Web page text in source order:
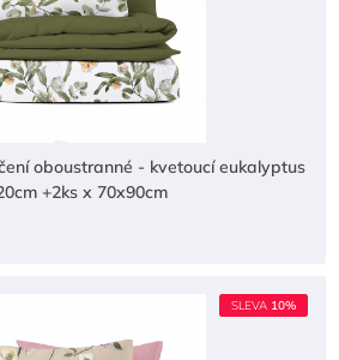
oboustranné - kvetoucí eukalyptus
+2ks x 70x90cm
SLEVA 10%